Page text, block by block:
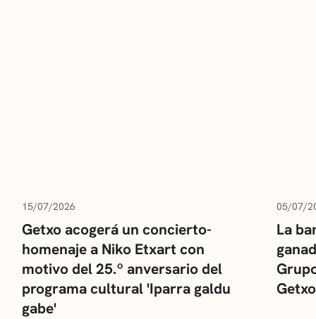
15/07/2026
Getxo acogerá un concierto-
homenaje a Niko Etxart con
motivo del 25.º anversario del
programa cultural 'Iparra galdu
gabe'
05/07/
La
Getxo